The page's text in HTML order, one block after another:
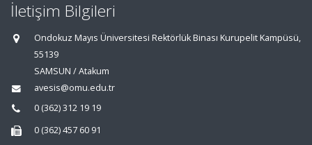
İletişim Bilgileri
Ondokuz Mayıs Üniversitesi Rektörlük Binası Kurupelit Kampüsü,
55139
SAMSUN / Atakum
avesis@omu.edu.tr
0 (362) 312 19 19
0 (362) 457 60 91